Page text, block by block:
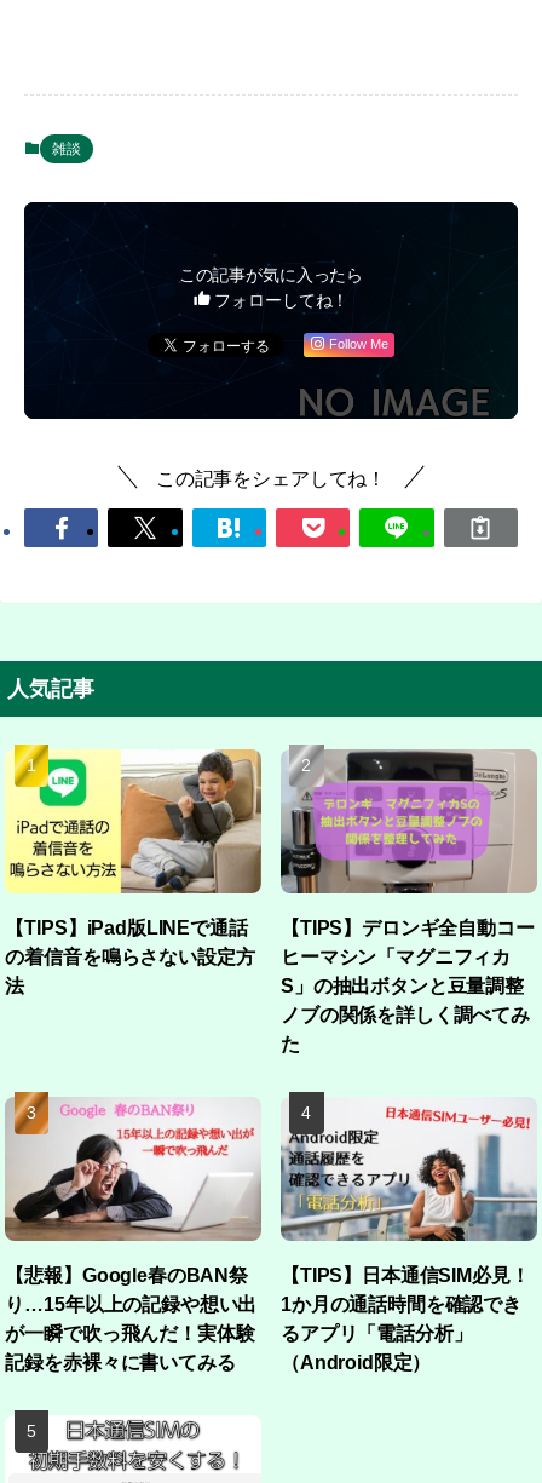
雑談
この記事が気に入ったら
フォローしてね！
Follow Me
この記事をシェアしてね！
人気記事
【TIPS】iPad版LINEで通話
の着信音を鳴らさない設定方
法
【TIPS】デロンギ全自動コー
ヒーマシン「マグニフィカ
S」の抽出ボタンと豆量調整
ノブの関係を詳しく調べてみ
た
【悲報】Google春のBAN祭
り…15年以上の記録や想い出
が一瞬で吹っ飛んだ！実体験
記録を赤裸々に書いてみる
【TIPS】日本通信SIM必見！
1か月の通話時間を確認でき
るアプリ「電話分析」
（Android限定）